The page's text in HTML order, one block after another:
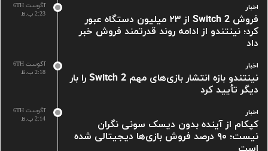
آگوست 6TH
2:23 ب.ظ
اخبار
فروش Switch 2 از ۲۳ میلیون دستگاه عبور
کرد؛ نینتندو از ادامه روند قدرتمند فروش خبر
داد
آگوست 6TH
2:18 ب.ظ
اخبار
نینتندو بازه انتشار بازی‌های مهم Switch 2 را بار
دیگر تأیید کرد
آگوست 6TH
2:14 ب.ظ
اخبار
کپکام از آینده بدون دیسک سونی نگران
نیست؛ ۹۰ درصد فروش بازی‌ها دیجیتالی شده
است